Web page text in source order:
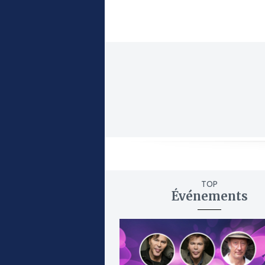
TOP
Événements
mes
favoris